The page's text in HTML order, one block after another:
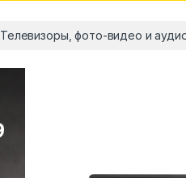
Телевизоры, фото-видео и